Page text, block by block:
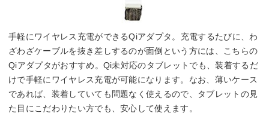
手軽にワイヤレス充電ができるQiアダプタ。充電するたびに、わ
ざわざケーブルを抜き差しするのが面倒という方には、こちらの
Qiアダプタがおすすめ。Qi未対応のタブレットでも、装着するだ
けで手軽にワイヤレス充電が可能になります。なお、薄いケース
であれば、装着していても問題なく使えるので、タブレットの見
た目にこだわりたい方でも、安心して使えます。